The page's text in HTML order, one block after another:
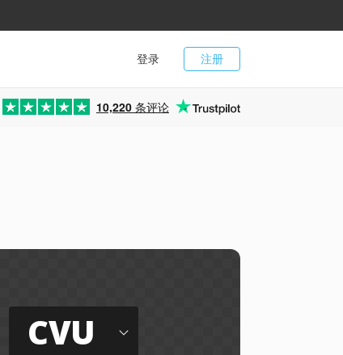
注册
登录
10,220 条评论
CVU